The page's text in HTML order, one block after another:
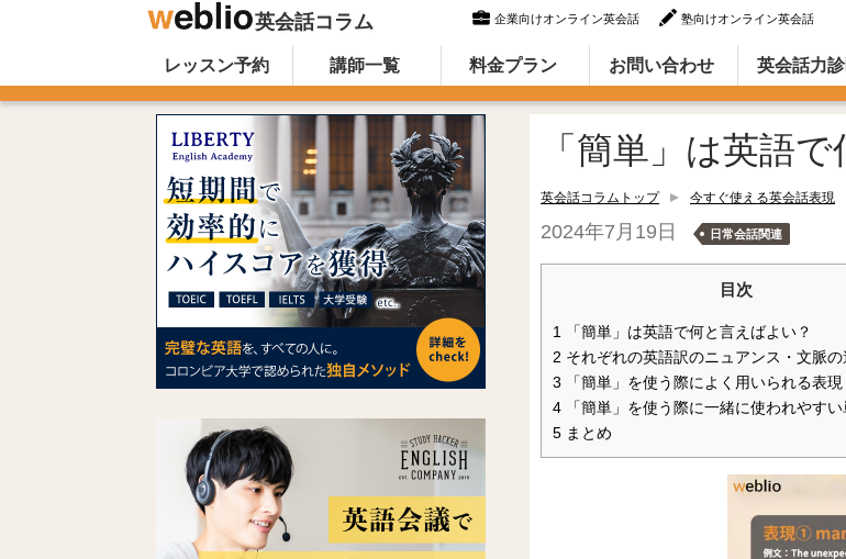
英会話コラム 企業向けオンライン英会話 塾向けオンライン英会話
オンライン英会話のWeblio英会話コラム（英語での言い方・英語表現）
Skip to content
レッスン予約 講師一覧 料金プラン お問い合わせ 英会話力
「簡単」は英語
英会話コラムトップ 今すぐ使える英会話表現
2024年7月19日 日常会話関連
目次
1 「簡単」は英語で何と言えばよい？
2 それぞれの英語訳のニュアンス・文脈
3 「簡単」を使う際によく用いられる表現
4 「簡単」を使う際に一緒に使われやす
5 まとめ